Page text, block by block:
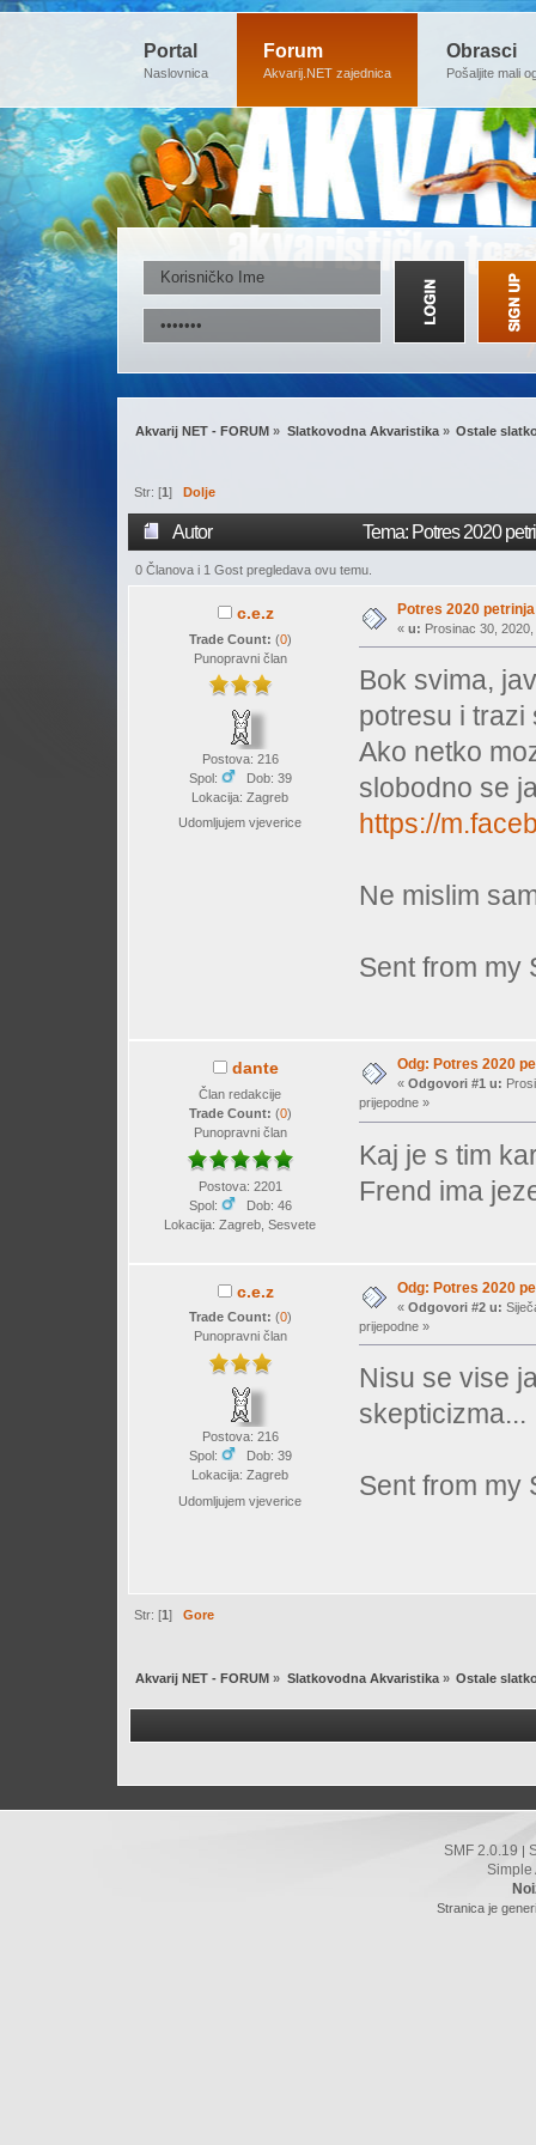
Portal
Naslovnica
Forum
Akvarij.NET zajednica
Obrasci
Pošaljite mali
Akvarij NET - FORUM » Slatkovodna Akvaristika» Ostale
Str: [1] Dolje
Autor Tema: Potres 2020
0 Članova i 1 Gost pregledava ovu temu.
c.e.z
Trade Count: (0)
Punopravni član
Postova: 216
Spol:
Dob: 39
Lokacija: Zagreb
Udomljujem vjeverice
Potres 2020 petrinja
« u: Prosinac 30,
Bok svima,
potresu i trazi
Ako netko
slobodno se
https://
Ne mislim
Sent from my
dante
Član redakcije
Trade Count: (0)
Punopravni član
Postova: 2201
Spol:
Dob: 46
Lokacija: Zagreb, Sesvete
Odg: Potres 2020
« Odgovori #1 u:
prijepodne »
Kaj je s tim
Frend ima
c.e.z
Trade Count: (0)
Punopravni član
Postova: 216
Spol:
Dob: 39
Lokacija: Zagreb
Udomljujem vjeverice
Odg: Potres 2020
« Odgovori #2 u:
prijepodne »
Nisu se vise
skepticizma...
Sent from my
Str: [1]Gore
Akvarij NET - FORUM » Slatkovodna Akvaristika» Ostale
SMF 2.0.19 |
Simple
Stranica je